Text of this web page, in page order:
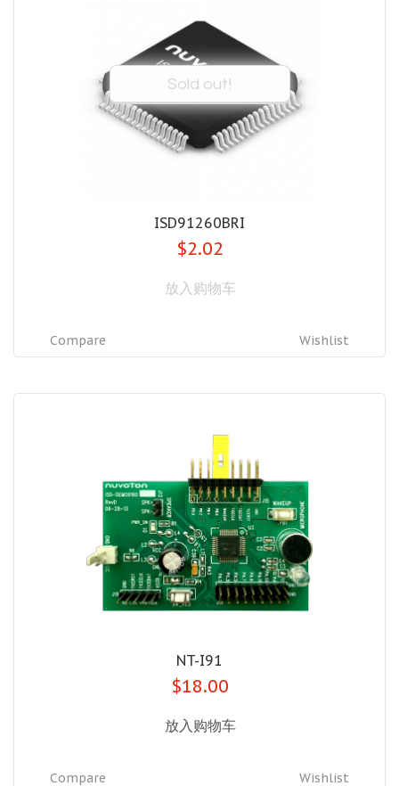
Sold out!
ISD91260BRI
$2.02
放入购物车
Wishlist
Compare
NT-I91
$18.00
放入购物车
Wishlist
Compare